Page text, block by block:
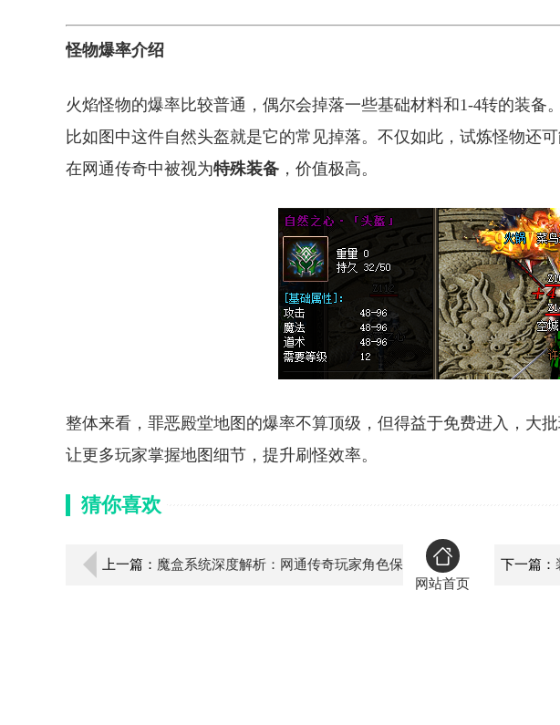
怪物爆率介绍
火焰怪物的爆率比较普通，偶尔会掉落一些基础材料和1-4转的装备
比如图中这件自然头盔就是它的常见掉落。不仅如此，试炼怪物还
在网通传奇中被视为特殊装备 ，价值极高。
整体来看，罪恶殿堂地图的爆率不算顶级，但得益于免费进入，大
让更多玩家掌握地图细节，提升刷怪效率。
猜你喜欢
上一篇： 魔盒系统深度解析：网通传奇玩家角色保
网站首页
下一篇：